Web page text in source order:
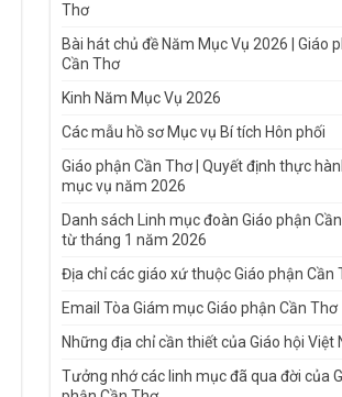
Thơ
Bài hát chủ đề Năm Mục Vụ 2026 | Giáo
Cần Thơ
Kinh Năm Mục Vụ 2026
Các mẫu hồ sơ Mục vụ Bí tích Hôn phối
Giáo phận Cần Thơ | Quyết định thực
mục vụ năm 2026
Danh sách Linh mục đoàn Giáo phận
từ tháng 1 năm 2026
Địa chỉ các giáo xứ thuộc Giáo phận Cần
Email Tòa Giám mục Giáo phận Cần Thơ
Những địa chỉ cần thiết của Giáo hội Việt
Tưởng nhớ các linh mục đã qua đời của